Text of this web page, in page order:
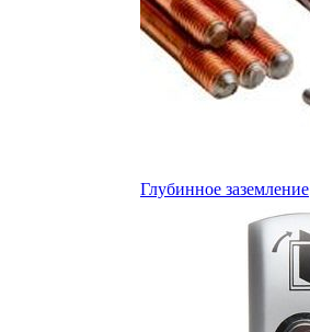
Глубинное заземление